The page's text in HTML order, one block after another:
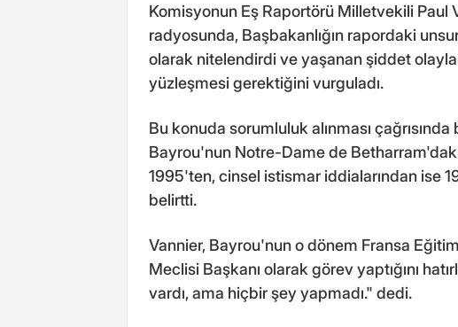
Komisyonun Eş Raportörü Milletvekili Paul
radyosunda, Başbakanlığın rapordaki
olarak nitelendirdi ve yaşanan şiddet
yüzleşmesi gerektiğini vurguladı.
Bu konuda sorumluluk alınması
Bayrou'nun Notre-Dame de
1995'ten, cinsel istismar iddialarından ise
belirtti.
Vannier, Bayrou'nun o dönem Fransa
Meclisi Başkanı olarak görev yaptığını
vardı, ama hiçbir şey yapmadı." dedi.